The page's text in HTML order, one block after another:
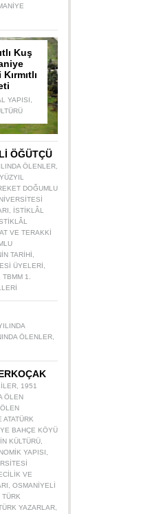
Kuş
YAPISI
ÖĞÜTÇÜ
ÖLENLER,
DOĞUMLU
İSTIKLÂL
VE TERAKKI
TARIHI
ÜYELERI
TBMM 1.
ÖLENLER,
,
1951
ÖLEN
ATATÜRK
BAHÇE KÖYÜ
KÜLTÜRÜ,
YAPISI
VE
OSMANIYELI
YAZARLAR,